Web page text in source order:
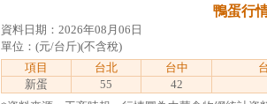
鴨蛋行
資料日期：2026年08月06日
單位：(元/台斤)(不含稅)
項目
台北 台中
新蛋
55 42